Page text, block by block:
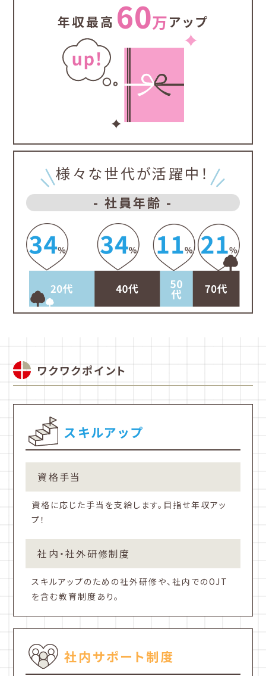
年収最高 60万アップ
様々な世代が活躍中！
- 社員年齢 -
ワクワクポイント
スキルアップ
資格手当
資格に応じた手当を支給します。目指せ年収アッ
プ！
社内・社外研修制度
スキルアップのための社外研修や、社内でのOJT
を含む教育制度あり。
社内サポート制度